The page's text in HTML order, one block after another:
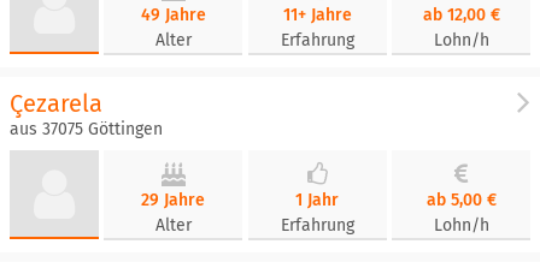
49 Jahre
Alter
11+ Jahre
Erfahrung
ab 12,00 €
Lohn/h
Çezarela
aus 37075 Göttingen
29 Jahre
Alter
1 Jahr
Erfahrung
ab 5,00 €
Lohn/h